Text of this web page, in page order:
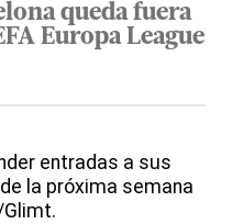
queda fuera
Europa League
entradas a sus
la próxima semana